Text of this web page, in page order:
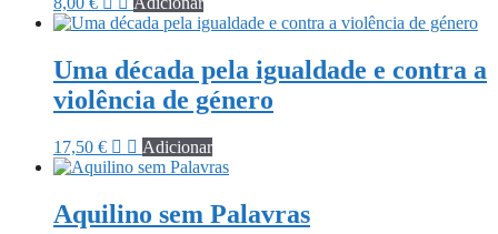
Uma década pela igualdade e contra a
violência de género
17,50 € Adicionar
Aquilino sem Palavras